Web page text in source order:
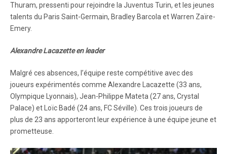
Thuram, pressenti pour rejoindre la Juventus Turin, et les jeunes
talents du Paris Saint-Germain, Bradley Barcola et Warren Zaïre-
Emery.
Alexandre Lacazette en leader
Malgré ces absences, l’équipe reste compétitive avec des
joueurs expérimentés comme Alexandre Lacazette (33 ans,
Olympique Lyonnais), Jean-Philippe Mateta (27 ans, Crystal
Palace) et Loïc Badé (24 ans, FC Séville). Ces trois joueurs de
plus de 23 ans apporteront leur expérience à une équipe jeune et
prometteuse.